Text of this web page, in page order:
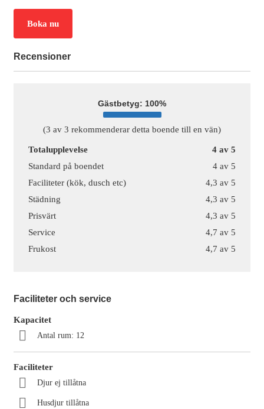
Boka nu
Recensioner
Gästbetyg: 100%
(3 av 3 rekommenderar detta boende till en vän)
Totalupplevelse
4 av 5
Standard på boendet
4 av 5
Faciliteter (kök, dusch etc)
4,3 av 5
Städning
4,3 av 5
Prisvärt
4,3 av 5
Service
4,7 av 5
Frukost
4,7 av 5
Faciliteter och service
Kapacitet
Antal rum: 12
Faciliteter
Djur ej tillåtna
Husdjur tillåtna